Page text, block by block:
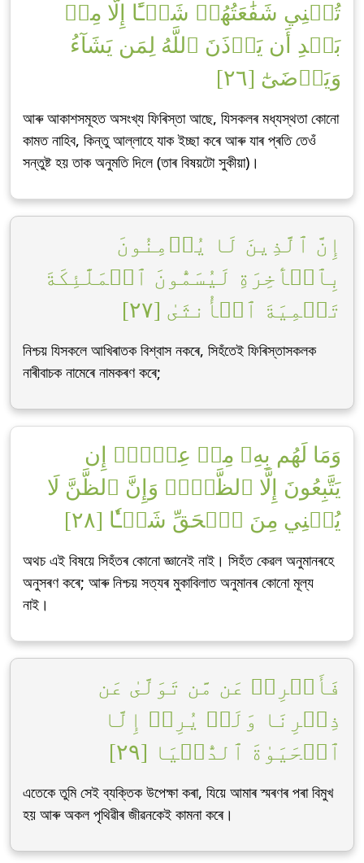
تُغۡنِي شَفَٰعَتُهُمۡ شَيۡـًٔا إِلَّا مِنۢ
بَعۡدِ أَن يَأۡذَنَ ٱللَّهُ لِمَن يَشَآءُ
وَيَرۡضَىٰٓ [٢٦]
আৰু আকাশসমূহত অসংখ্য ফিৰিস্তা আছে, যিসকলৰ মধ্যস্থতা কোনো
কামত নাহিব, কিন্তু আল্লাহে যাক ইচ্ছা কৰে আৰু যাৰ প্ৰতি তেওঁ
সন্তুষ্ট হয় তাক অনুমতি দিলে (তাৰ বিষয়টো সুকীয়া)।
إِنَّ ٱلَّذِينَ لَا يُؤۡمِنُونَ
بِٱلۡأٓخِرَةِ لَيُسَمُّونَ ٱلۡمَلَٰٓئِكَةَ
تَسۡمِيَةَ ٱلۡأُنثَىٰ [٢٧]
নিশ্চয় যিসকলে আখিৰাতক বিশ্বাস নকৰে, সিহঁতেই ফিৰিস্তাসকলক
নাৰীবাচক নামেৰে নামকৰণ কৰে;
وَمَا لَهُم بِهِۦ مِنۡ عِلۡمٍۖ إِن
يَتَّبِعُونَ إِلَّا ٱلظَّنَّۖ وَإِنَّ ٱلظَّنَّ لَا
يُغۡنِي مِنَ ٱلۡحَقِّ شَيۡـٔٗا [٢٨]
অথচ এই বিষয়ে সিহঁতৰ কোনো জ্ঞানেই নাই। সিহঁত কেৱল অনুমানৰহে
অনুসৰণ কৰে; আৰু নিশ্চয় সত্যৰ মুকাবিলাত অনুমানৰ কোনো মূল্য
নাই।
فَأَعۡرِضۡ عَن مَّن تَوَلَّىٰ عَن
ذِكۡرِنَا وَلَمۡ يُرِدۡ إِلَّا
ٱلۡحَيَوٰةَ ٱلدُّنۡيَا [٢٩]
এতেকে তুমি সেই ব্যক্তিক উপেক্ষা কৰা, যিয়ে আমাৰ স্মৰণৰ পৰা বিমুখ
হয় আৰু অকল পৃথিৱীৰ জীৱনকেই কামনা কৰে।